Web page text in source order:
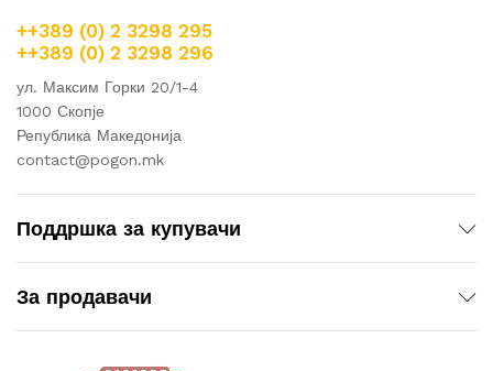
++389 (0) 2 3298 295
++389 (0) 2 3298 296
ул. Максим Горки 20/1-4
1000 Скопје
Република Македонија
contact@pogon.mk
Поддршка за купувачи
За продавачи